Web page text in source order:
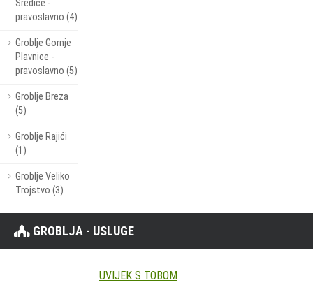
Sredice -
pravoslavno (4)
Groblje Gornje
Plavnice -
pravoslavno (5)
Groblje Breza
(5)
Groblje Rajići
(1)
Groblje Veliko
Trojstvo (3)
GROBLJA - USLUGE
UVIJEK S TOBOM